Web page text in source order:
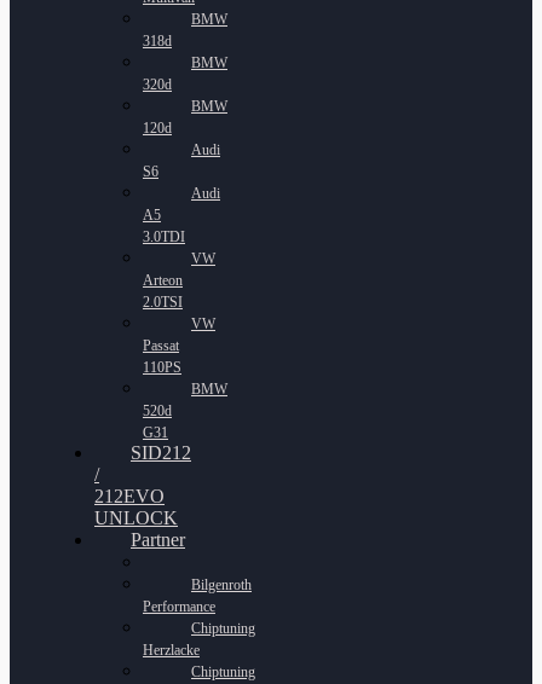
BMW
318d
BMW
320d
BMW
120d
Audi
S6
Audi
A5
3.0TDI
VW
Arteon
2.0TSI
VW
Passat
110PS
BMW
520d
G31
SID212
/
212EVO
UNLOCK
Partner
Bilgenroth
Performance
Chiptuning
Herzlacke
Chiptuning